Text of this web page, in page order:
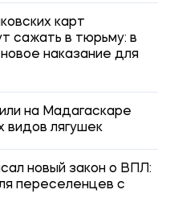
карт
сажать в тюрьму: в
наказание для
на Мадагаскаре
видов лягушек
новый закон о ВПЛ:
переселенцев с